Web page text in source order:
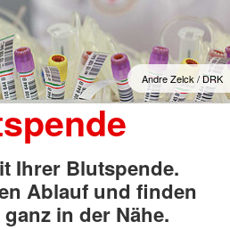
Andre Zelck / DRK
Ihrer Blutspende.
Ablauf und finden
in der Nähe.